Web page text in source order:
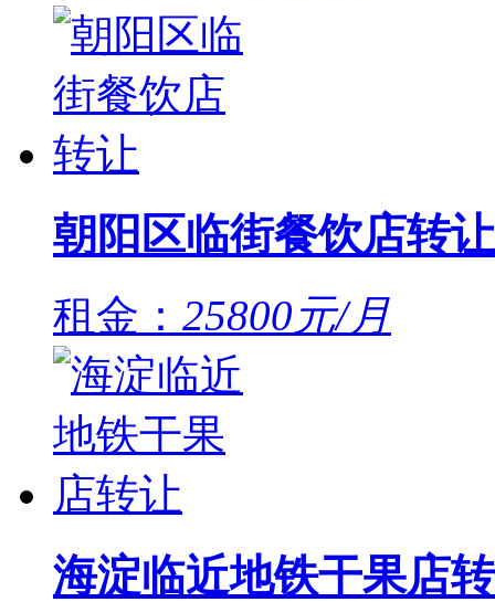
朝阳区临街餐饮店转让
租金： 25800元/月
海淀临近地铁干果店